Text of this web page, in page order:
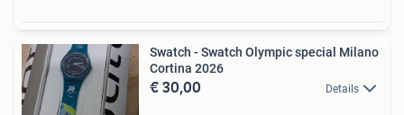
Swatch - Swatch Olympic special Milano
Cortina 2026
€ 30,00 Details